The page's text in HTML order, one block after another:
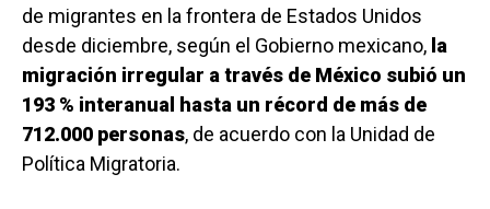
de migrantes en la frontera de Estados Unidos
desde diciembre, según el Gobierno mexicano, la
migración irregular a través de México subió un
193 % interanual hasta un récord de más de
712.000 personas, de acuerdo con la Unidad de
Política Migratoria.